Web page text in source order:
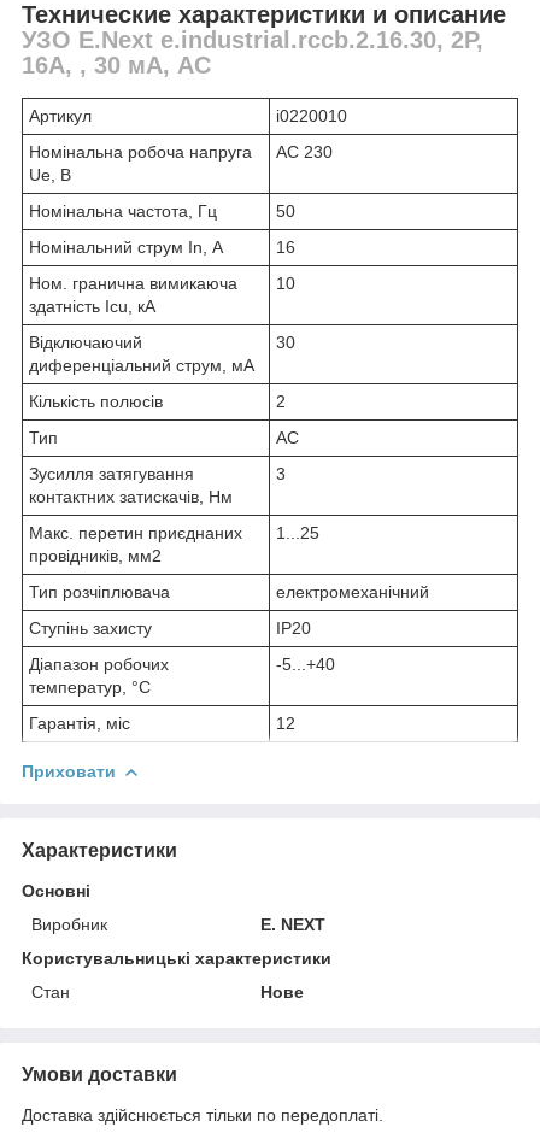
Технические характеристики и описание
УЗО E.Next e.industrial.rccb.2.16.30, 2P,
16A, , 30 мА, AC
Артикул
i0220010
Номінальна робоча напруга
Ue, В
АС 230
Номінальна частота, Гц
50
Номінальний струм In, А
16
Ном. гранична вимикаюча
здатність Icu, кА
10
Відключаючий
диференціальний струм, мА
30
Кількість полюсів
2
Тип
AC
Зусилля затягування
контактних затискачів, Нм
3
Макс. перетин приєднаних
провідників, мм2
1...25
Тип розчіплювача
електромеханічний
Ступінь захисту
IP20
Діапазон робочих
температур, °С
-5...+40
Гарантія, міс 12
Приховати
Характеристики
Основні
Виробник
E. NEXT
Користувальницькі характеристики
Стан
Нове
Умови доставки
Доставка здійснюється тільки по передоплаті.